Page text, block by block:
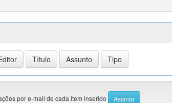
por e-mail de cada item inserido